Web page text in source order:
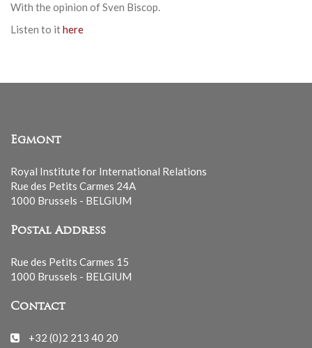
With the opinion of Sven Biscop.
Listen to ithere
Egmont
Royal Institute for International Relations
Rue des Petits Carmes 24A
1000 Brussels - BELGIUM
Postal Address
Rue des Petits Carmes 15
1000 Brussels - BELGIUM
Contact
+32 (0)2 213 40 20